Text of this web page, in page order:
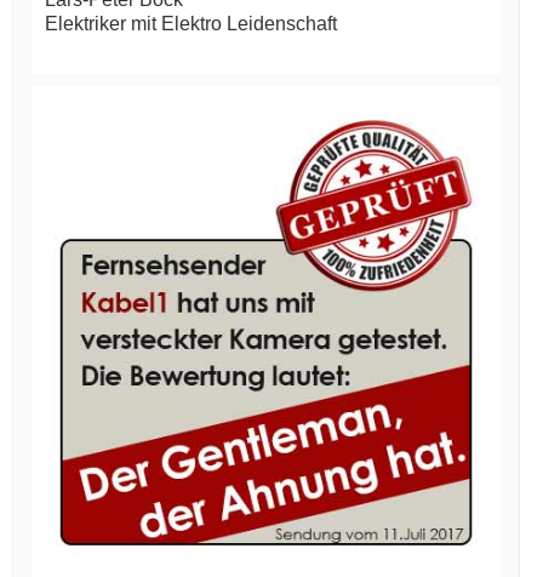
Elektriker mit Elektro Leidenschaft